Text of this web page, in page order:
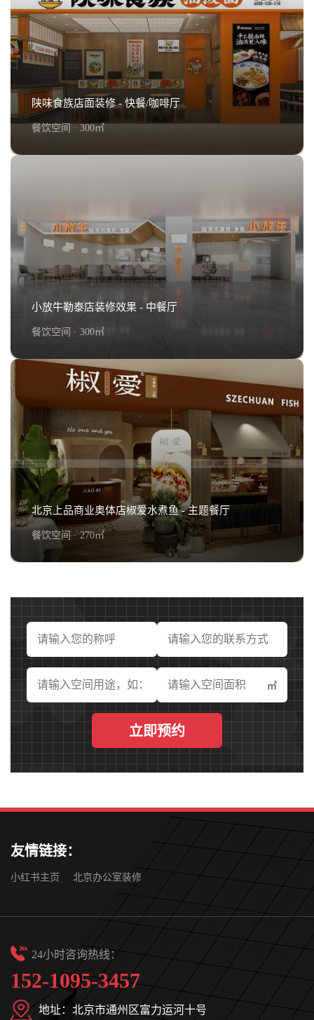
陕味食族店面装修 - 快餐/咖啡厅
餐饮空间 · 300㎡
陕味食族店面装修 - 快餐/咖啡厅
查看详情+
小放牛勒泰店装修效果 - 中餐厅
餐饮空间 · 300㎡
小放牛勒泰店装修效果 - 中餐厅
查看详情+
北京上品商业奥体店椒爱水煮鱼 - 主题餐厅
餐饮空间 · 270㎡
北京上品商业奥体店椒爱水煮鱼 - 主题餐厅
查看详情+
㎡
立即预约
友情链接：
小红书主页 北京办公室装修
24小时咨询热线：
152-1095-3457
地址：北京市通州区富力运河十号